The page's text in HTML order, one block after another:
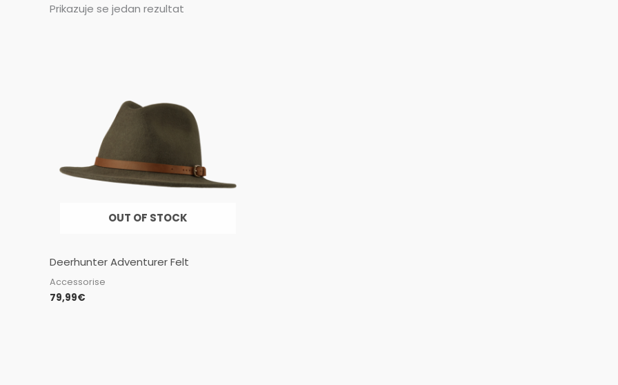
Prikazuje se jedan rezultat
OUT OF STOCK
Deerhunter Adventurer Felt
Accessorise
79,99€